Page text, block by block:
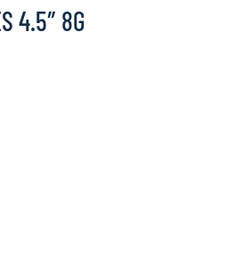
4.5″ 8G